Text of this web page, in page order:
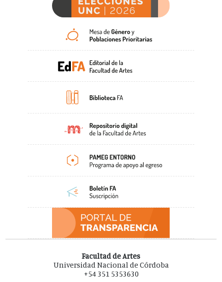
Facultad de Artes
Universidad Nacional de Córdoba
+54 351 5353630